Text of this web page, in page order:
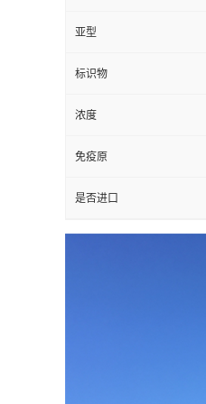
亚型
标识物
浓度
免疫原
是否进口